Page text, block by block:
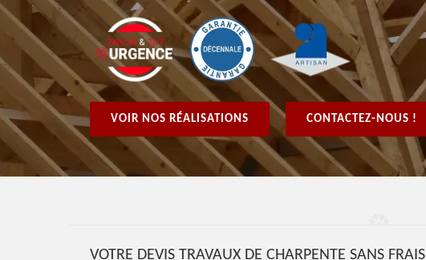
VOIR NOS RÉALISATIONS CONTACTEZ-NOUS !
VOTRE DEVIS TRAVAUX DE CHARPENTE SANS FRAIS